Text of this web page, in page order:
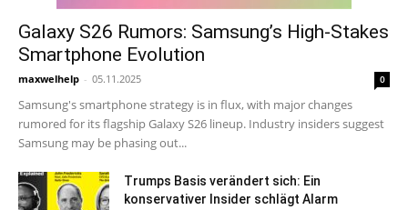
Galaxy S26 Rumors: Samsung’s High-Stakes
Smartphone Evolution
maxwelhelp - 05.11.2025 0
Samsung's smartphone strategy is in flux, with major changes
rumored for its flagship Galaxy S26 lineup. Industry insiders suggest
Samsung may be phasing out...
Trumps Basis verändert sich: Ein
konservativer Insider schlägt Alarm